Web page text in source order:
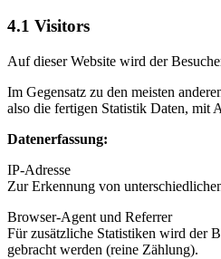
4.1 Visitors
Auf dieser Website wird der
Im Gegensatz zu den meisten
also die fertigen Statistik Daten, mit
Datenerfassung:
IP-Adresse
Zur Erkennung von
Browser-Agent und Referrer
Für zusätzliche Statistiken wird der
gebracht werden (reine Zählung).